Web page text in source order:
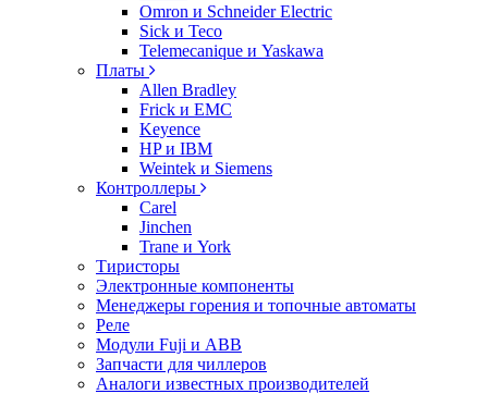
Omron и Schneider Electric
Sick и Teco
Telemecanique и Yaskawa
Платы
Allen Bradley
Frick и EMC
Keyence
HP и IBM
Weintek и Siemens
Контроллеры
Carel
Jinchen
Trane и York
Тиристоры
Электронные компоненты
Менеджеры горения и топочные автоматы
Реле
Модули Fuji и ABB
Запчасти для чиллеров
Аналоги известных производителей